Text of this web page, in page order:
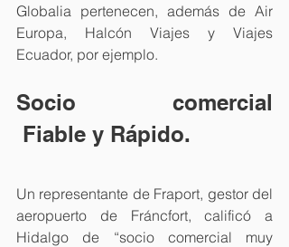
Globalia pertenecen, además de Air
Europa, Halcón Viajes y Viajes
Ecuador, por ejemplo.
Socio comercial
Fiable y Rápido.
Un representante de Fraport, gestor del
aeropuerto de Fráncfort, calificó a
Hidalgo de “socio comercial muy